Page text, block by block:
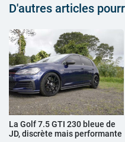
D'autres articles
La Golf 7.5 GTI 230 bleue de
JD, discrète mais performante